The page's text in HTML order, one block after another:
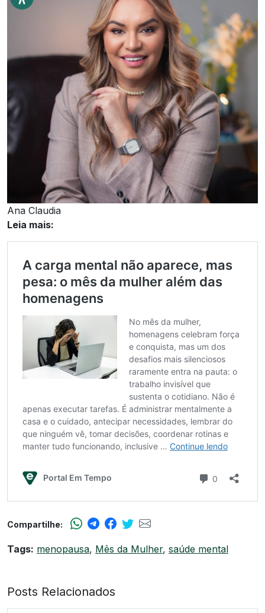
Ana Claudia
Leia mais:
Compartilhe:
Tags: menopausa, Mês da Mulher, saúde mental
Posts Relacionados